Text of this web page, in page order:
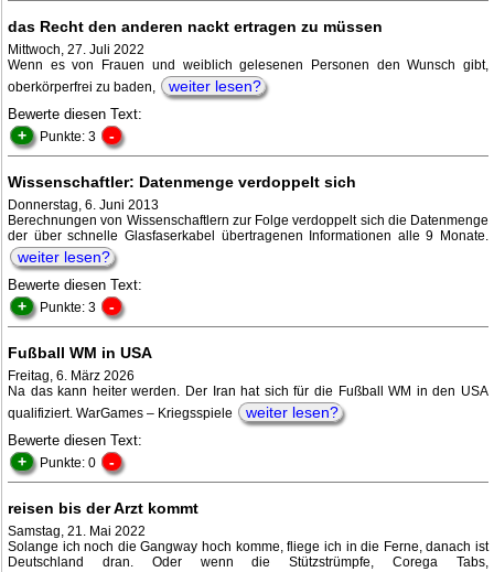
das Recht den anderen nackt ertragen zu müssen
Mittwoch, 27. Juli 2022
Wenn es von Frauen und weiblich gelesenen Personen den Wunsch gibt,
oberkörperfrei zu baden,
weiter lesen?
Bewerte diesen Text:
+ Punkte: 3 -
Wissenschaftler: Datenmenge verdoppelt sich
Donnerstag, 6. Juni 2013
Berechnungen von Wissenschaftlern zur Folge verdoppelt sich die Datenmenge
der über schnelle Glasfaserkabel übertragenen Informationen alle 9 Monate.
weiter lesen?
Bewerte diesen Text:
+ Punkte: 3 -
Fußball WM in USA
Freitag, 6. März 2026
Na das kann heiter werden. Der Iran hat sich für die Fußball WM in den USA
qualifiziert. WarGames – Kriegsspiele
weiter lesen?
Bewerte diesen Text:
+ Punkte: 0 -
reisen bis der Arzt kommt
Samstag, 21. Mai 2022
Solange ich noch die Gangway hoch komme, fliege ich in die Ferne, danach ist
Deutschland dran. Oder wenn die Stützstrümpfe, Corega Tabs,